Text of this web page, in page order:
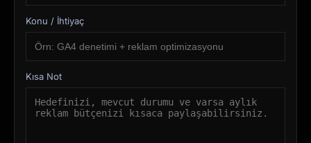
Konu / İhtiyaç
Kısa Not